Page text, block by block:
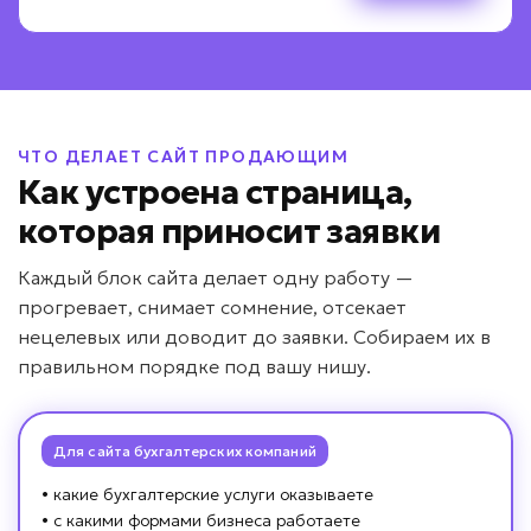
ПОЛУЧИТЬ РАСЧЁТ
ЧТО ДЕЛАЕТ САЙТ ПРОДАЮЩИМ
Как устроена страница,
которая приносит заявки
Каждый блок сайта делает одну работу —
прогревает, снимает сомнение, отсекает
нецелевых или доводит до заявки. Собираем их в
правильном порядке под вашу нишу.
Для сайта бухгалтерских компаний
• какие бухгалтерские услуги оказываете
• с какими формами бизнеса работаете